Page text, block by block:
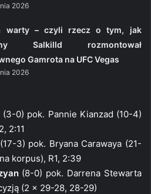
2026
warty – czyli rzecz o tym, jak
Salkilld rozmontował
Gamrota na UFC Vegas
2026
(3-0) pok. Pannie Kianzad (10-4)
2:11
3) pok. Bryana Carawaya (21-
korpus), R1, 2:39
(8-0) pok. Darrena Stewarta
(2 x 29-28, 28-29)